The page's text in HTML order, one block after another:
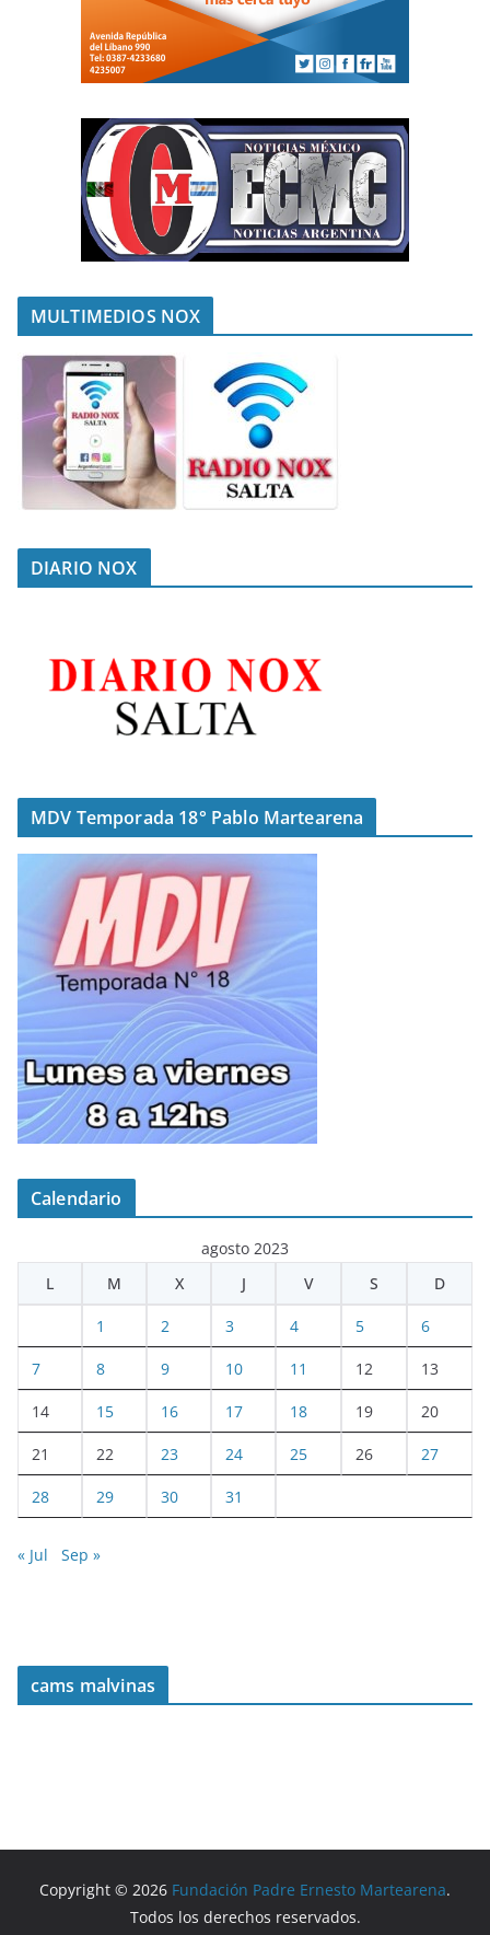
MULTIMEDIOS NOX
DIARIO NOX
MDV Temporada 18° Pablo Martearena
Calendario
agosto 2023
L
M X J V S D
1 2 3 4 5 6
7 8 9 10 11 12 13
14 15 16 17 18 19 20
21 22 23 24 25 26 27
28 29 30 31
« Jul Sep »
cams malvinas
Copyright © 2026 Fundación Padre Ernesto Martearena.
Todos los derechos reservados.